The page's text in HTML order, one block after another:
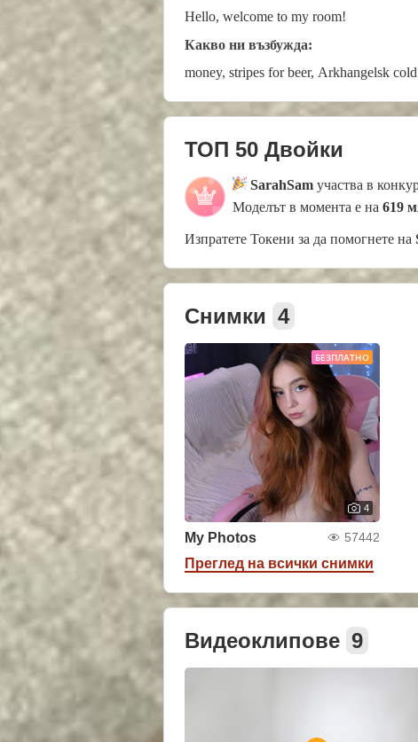
Hello, welcome to my room!
Какво ни възбужда:
money, stripes for beer, Arkhangelsk cold
ТОП 50 Двойки
SarahSam участва в
Моделът в момента е на 619
Изпратете Токени за да помогнете на
Снимки 4
БЕЗПЛАТНО
4
My Photos 57442
Преглед на всички снимки
Видеоклипове 9